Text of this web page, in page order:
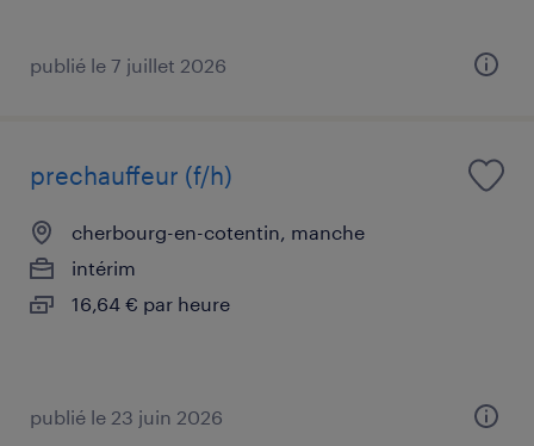
publié le 7 juillet 2026
prechauffeur (f/h)
cherbourg-en-cotentin, manche
intérim
16,64 € par heure
publié le 23 juin 2026